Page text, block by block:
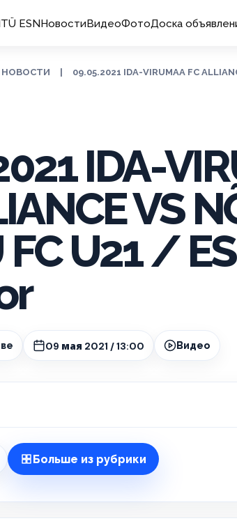
ESNНовостиВидеоФотоДоска
НОВОСТИ 09.05.2021 IDA-VIRUMAA FC
IDA-
VS
U21 /
09 мая 2021 / 13:00 Видео
Больше из рубрики